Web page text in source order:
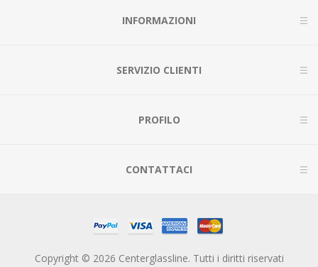
INFORMAZIONI
SERVIZIO CLIENTI
PROFILO
CONTATTACI
Copyright © 2026 Centerglassline. Tutti i diritti riservati